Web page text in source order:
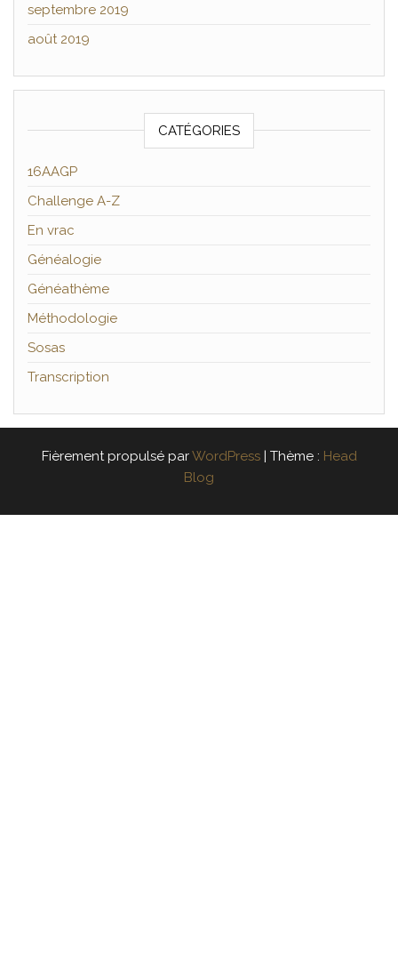
septembre 2019
août 2019
CATÉGORIES
16AAGP
Challenge A-Z
En vrac
Généalogie
Généathème
Méthodologie
Sosas
Transcription
Fièrement propulsé parWordPress | Thème : Head
Blog